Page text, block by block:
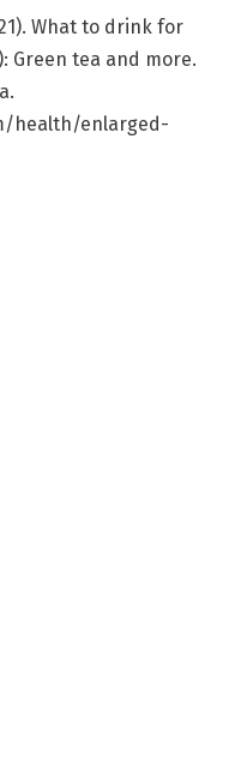
What to drink for
Green tea and more.
health/enlarged-